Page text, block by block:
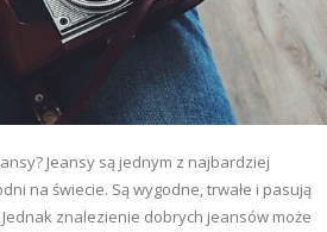
Jeansy są jednym z najbardziej
na świecie. Są wygodne, trwałe i pasują
znalezienie dobrych jeansów może